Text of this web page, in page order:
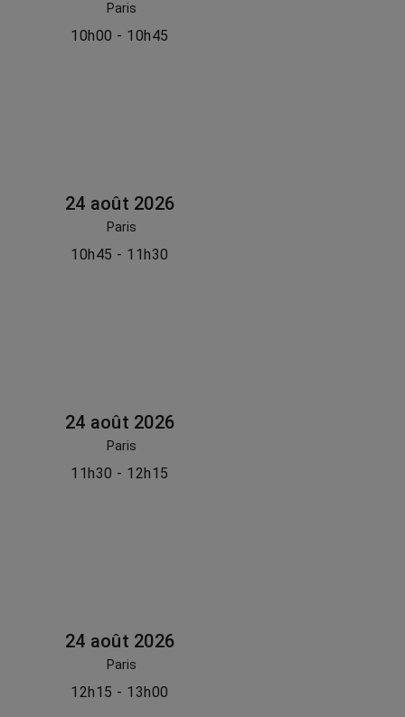
Paris
10h00 - 10h45
24 août 2026
Paris
10h45 - 11h30
24 août 2026
Paris
11h30 - 12h15
24 août 2026
Paris
12h15 - 13h00